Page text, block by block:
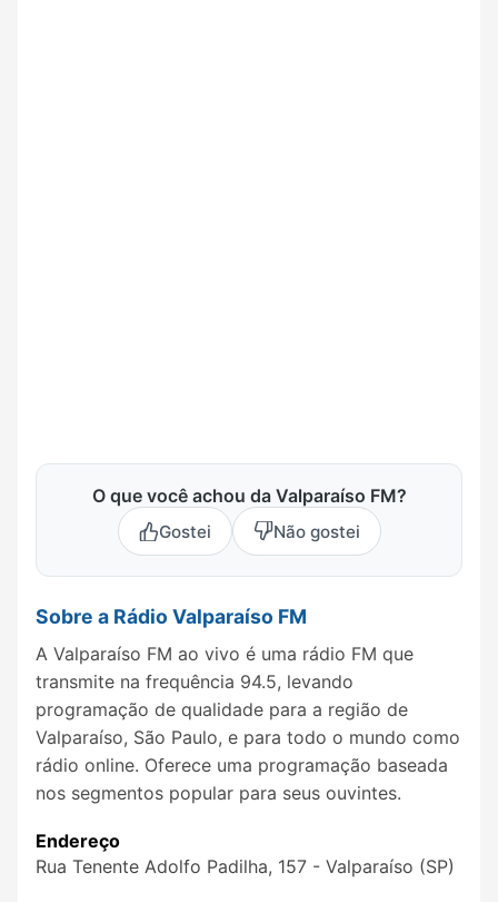
O que você achou da Valparaíso FM?
Gostei Não gostei
Sobre a Rádio Valparaíso FM
A Valparaíso FM ao vivo é uma rádio FM que
transmite na frequência 94.5, levando
programação de qualidade para a região de
Valparaíso, São Paulo, e para todo o mundo como
rádio online. Oferece uma programação baseada
nos segmentos popular para seus ouvintes.
Endereço
Rua Tenente Adolfo Padilha, 157 - Valparaíso (SP)